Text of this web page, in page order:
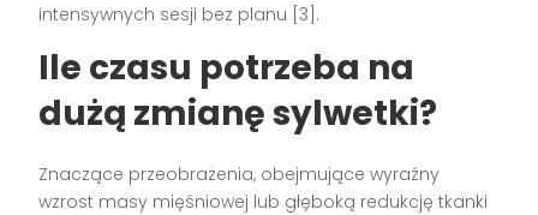
intensywnych sesji bez planu [3].
Ile czasu potrzeba na
dużą zmianę sylwetki?
Znaczące przeobrażenia, obejmujące wyraźny
wzrost masy mięśniowej lub głęboką redukcję tkanki